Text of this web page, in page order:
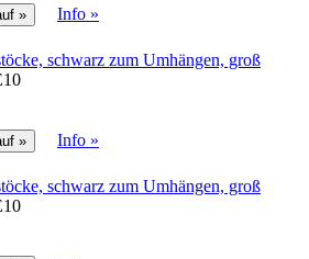
Info »
schwarz zum Umhängen, groß
Info »
schwarz zum Umhängen, groß